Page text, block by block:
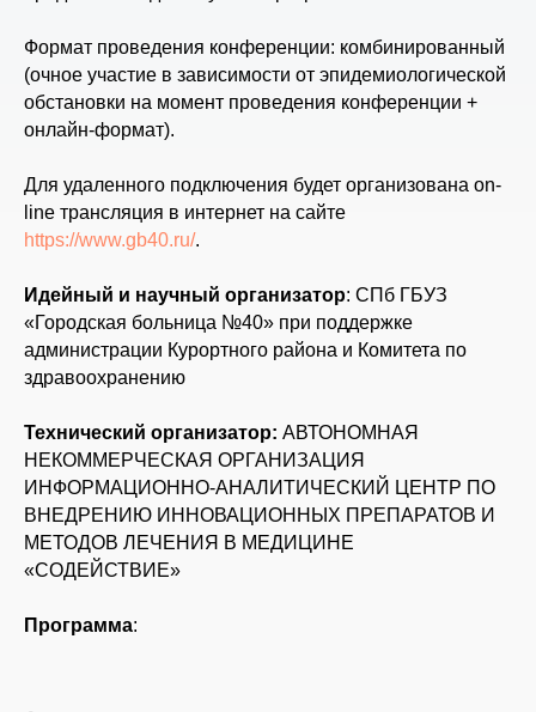
Формат проведения конференции: комбинированный
(очное участие в зависимости от эпидемиологической
обстановки на момент проведения конференции +
онлайн-формат).
Для удаленного подключения будет организована on-
line трансляция в интернет на сайте
https://www.gb40.ru/.
Идейный и научный организатор: СПб ГБУЗ
«Городская больница №40» при поддержке
администрации Курортного района и Комитета по
здравоохранению
Технический организатор: АВТОНОМНАЯ
НЕКОММЕРЧЕСКАЯ ОРГАНИЗАЦИЯ
ИНФОРМАЦИОННО-АНАЛИТИЧЕСКИЙ ЦЕНТР ПО
ВНЕДРЕНИЮ ИННОВАЦИОННЫХ ПРЕПАРАТОВ И
МЕТОДОВ ЛЕЧЕНИЯ В МЕДИЦИНЕ
«СОДЕЙСТВИЕ»
Программа: